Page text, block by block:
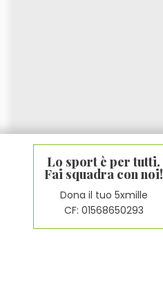
Lo sport è per tutti.
Fai squadra con noi!
Dona il tuo 5xmille
CF: 01568650293